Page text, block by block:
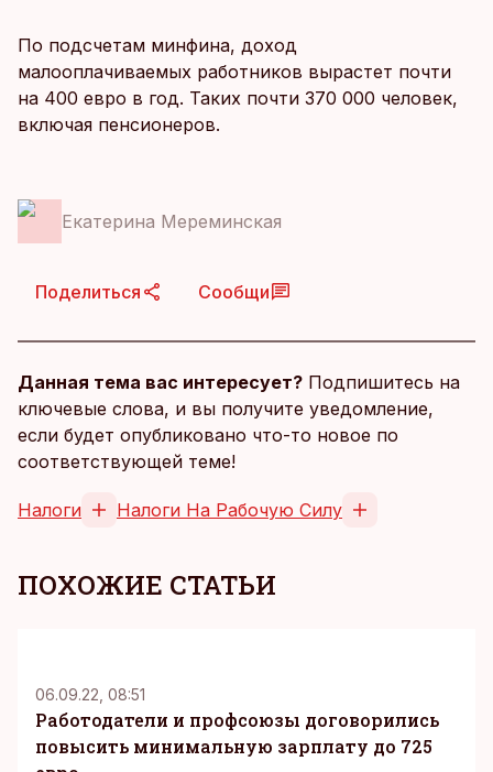
По подсчетам минфина, доход
малооплачиваемых работников вырастет почти
на 400 евро в год. Таких почти 370 000 человек,
включая пенсионеров.
Екатерина Мереминская
Поделиться Сообщи
Данная тема вас интересует? Подпишитесь на
ключевые слова, и вы получите уведомление,
если будет опубликовано что-то новое по
соответствующей теме!
Налоги Налоги На Рабочую Силу
ПОХОЖИЕ СТАТЬИ
06.09.22, 08:51
Работодатели и профсоюзы договорились
повысить минимальную зарплату до 725